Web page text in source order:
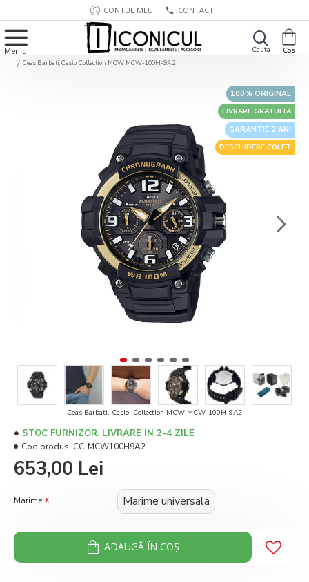
CONTUL MEU CONTACT
Ceas Barbati, Casio, Collection MCW MCW-100H-9A2
GARANTIE 2 ANI
100% ORIGINAL
LIVRARE GRATUITA
DESCHIDERE COLET
Ceas Barbati, Casio, Collection MCW MCW-100H-9A2
653,00 Lei
STOC FURNIZOR. LIVRARE IN 2-4 ZILE
Cod produs: CC-MCW100H9A2
Marime Marime universala
ADAUGĂ ÎN COŞ